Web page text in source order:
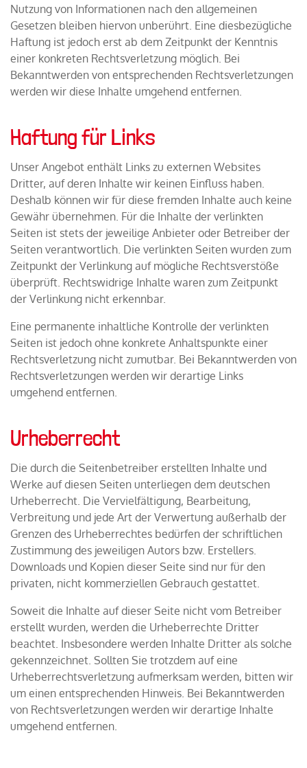
Nutzung von Informationen nach den allgemeinen
Gesetzen bleiben hiervon unberührt. Eine diesbezügliche
Haftung ist jedoch erst ab dem Zeitpunkt der Kenntnis
einer konkreten Rechtsverletzung möglich. Bei
Bekanntwerden von entsprechenden Rechtsverletzungen
werden wir diese Inhalte umgehend entfernen.
Haftung für Links
Unser Angebot enthält Links zu externen Websites
Dritter, auf deren Inhalte wir keinen Einfluss haben.
Deshalb können wir für diese fremden Inhalte auch keine
Gewähr übernehmen. Für die Inhalte der verlinkten
Seiten ist stets der jeweilige Anbieter oder Betreiber der
Seiten verantwortlich. Die verlinkten Seiten wurden zum
Zeitpunkt der Verlinkung auf mögliche Rechtsverstöße
überprüft. Rechtswidrige Inhalte waren zum Zeitpunkt
der Verlinkung nicht erkennbar.
Eine permanente inhaltliche Kontrolle der verlinkten
Seiten ist jedoch ohne konkrete Anhaltspunkte einer
Rechtsverletzung nicht zumutbar. Bei Bekanntwerden von
Rechtsverletzungen werden wir derartige Links
umgehend entfernen.
Urheberrecht
Die durch die Seitenbetreiber erstellten Inhalte und
Werke auf diesen Seiten unterliegen dem deutschen
Urheberrecht. Die Vervielfältigung, Bearbeitung,
Verbreitung und jede Art der Verwertung außerhalb der
Grenzen des Urheberrechtes bedürfen der schriftlichen
Zustimmung des jeweiligen Autors bzw. Erstellers.
Downloads und Kopien dieser Seite sind nur für den
privaten, nicht kommerziellen Gebrauch gestattet.
Soweit die Inhalte auf dieser Seite nicht vom Betreiber
erstellt wurden, werden die Urheberrechte Dritter
beachtet. Insbesondere werden Inhalte Dritter als solche
gekennzeichnet. Sollten Sie trotzdem auf eine
Urheberrechtsverletzung aufmerksam werden, bitten wir
um einen entsprechenden Hinweis. Bei Bekanntwerden
von Rechtsverletzungen werden wir derartige Inhalte
umgehend entfernen.